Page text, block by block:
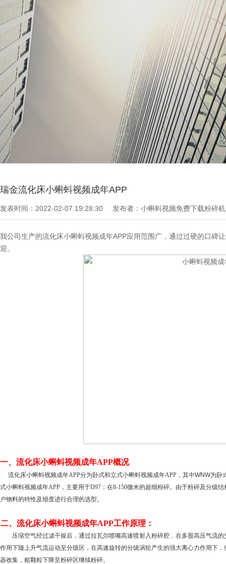
小蝌蚪视频成年APP
瑞金流化床小蝌蚪视频成年APP
发表时间：2022-02-07 19:28:30 发布者：小蝌蚪视频免费下载粉碎
我公司生产的流化床小蝌蚪视频成年APP应用范围广，通过过硬的口碑
迎。
一、 流化床小蝌蚪视频成年APP概况
流化床小蝌蚪视频成年APP分为卧式和立式小蝌蚪视频成年APP，其中WNW为卧
式小蝌蚪视频成年APP，主要用于D97：在8-150微米的超细粉碎。由于粉碎及分级
户物料的特性及细度进行合理的选型。
二、 流化床小蝌蚪视频成年APP工作原理：
压缩空气经过滤干燥后，通过拉瓦尔喷嘴高速喷射入粉碎腔，在多股高压气流
作用下随上升气流运动至分级区，在高速旋转的分级涡轮产生的强大离心力作用下
器收集，粗颗粒下降至粉碎区继续粉碎。